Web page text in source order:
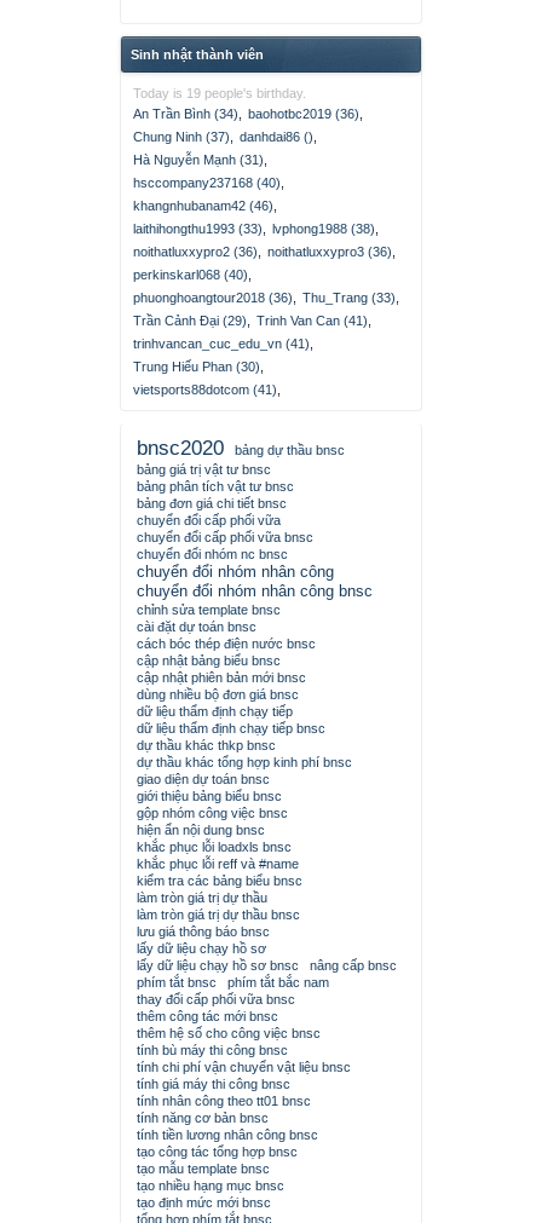
Sinh nhật thành viên
Today is 19 people's birthday.
An Trần Bình (34)
baohotbc2019 (36)
Chung Ninh (37)
danhdai86 ()
Hà Nguyễn Mạnh (31)
hsccompany237168 (40)
khangnhubanam42 (46)
laithihongthu1993 (33)
lvphong1988 (38)
noithatluxxypro2 (36)
noithatluxxypro3 (36)
perkinskarl068 (40)
phuonghoangtour2018 (36)
Thu_Trang (33)
Trần Cảnh Đại (29)
Trinh Van Can (41)
trinhvancan_cuc_edu_vn (41)
Trung Hiếu Phan (30)
vietsports88dotcom (41)
bnsc2020
bảng dự thầu bnsc
bảng giá trị vật tư bnsc
bảng phân tích vật tư bnsc
bảng đơn giá chi tiết bnsc
chuyển đổi cấp phối vữa
chuyển đổi cấp phối vữa bnsc
chuyển đổi nhóm nc bnsc
chuyển đổi nhóm nhân công
chuyển đổi nhóm nhân công bnsc
chỉnh sửa template bnsc
cài đặt dự toán bnsc
cách bóc thép điện nước bnsc
cập nhật bảng biểu bnsc
cập nhật phiên bản mới bnsc
dùng nhiều bộ đơn giá bnsc
dữ liệu thẩm định chạy tiếp
dữ liệu thẩm định chạy tiếp bnsc
dự thầu khác thkp bnsc
dự thầu khác tổng hợp kinh phí bnsc
giao diện dự toán bnsc
giới thiệu bảng biểu bnsc
gộp nhóm công việc bnsc
hiện ẩn nội dung bnsc
khắc phục lỗi loadxls bnsc
khắc phục lỗi reff và #name
kiểm tra các bảng biểu bnsc
làm tròn giá trị dự thầu
làm tròn giá trị dự thầu bnsc
lưu giá thông báo bnsc
lấy dữ liệu chạy hồ sơ
lấy dữ liệu chạy hồ sơ bnsc
nâng cấp bnsc
phím tắt bnsc
phím tắt bắc nam
thay đổi cấp phối vữa bnsc
thêm công tác mới bnsc
thêm hệ số cho công việc bnsc
tính bù máy thi công bnsc
tính chi phí vận chuyển vật liệu bnsc
tính giá máy thi công bnsc
tính nhân công theo tt01 bnsc
tính năng cơ bản bnsc
tính tiền lương nhân công bnsc
tạo công tác tổng hợp bnsc
tạo mẫu template bnsc
tạo nhiều hạng mục bnsc
tạo định mức mới bnsc
tổng hợp phím tắt bnsc